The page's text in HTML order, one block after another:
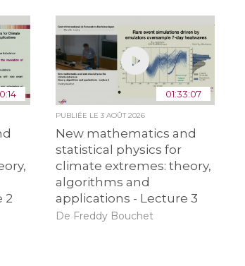
2
01:33:07
PUBLIÉE LE 3 AOÛT 2026
New mathematics and
statistical physics for
climate extremes: theory,
algorithms and
applications - Lecture 3
De Freddy Bouchet